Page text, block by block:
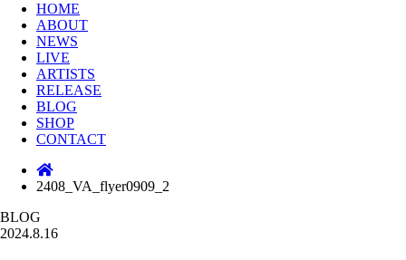
HOME
ABOUT
NEWS
LIVE
ARTISTS
RELEASE
BLOG
SHOP
CONTACT
2408_VA_flyer0909_2
BLOG
2024.8.16